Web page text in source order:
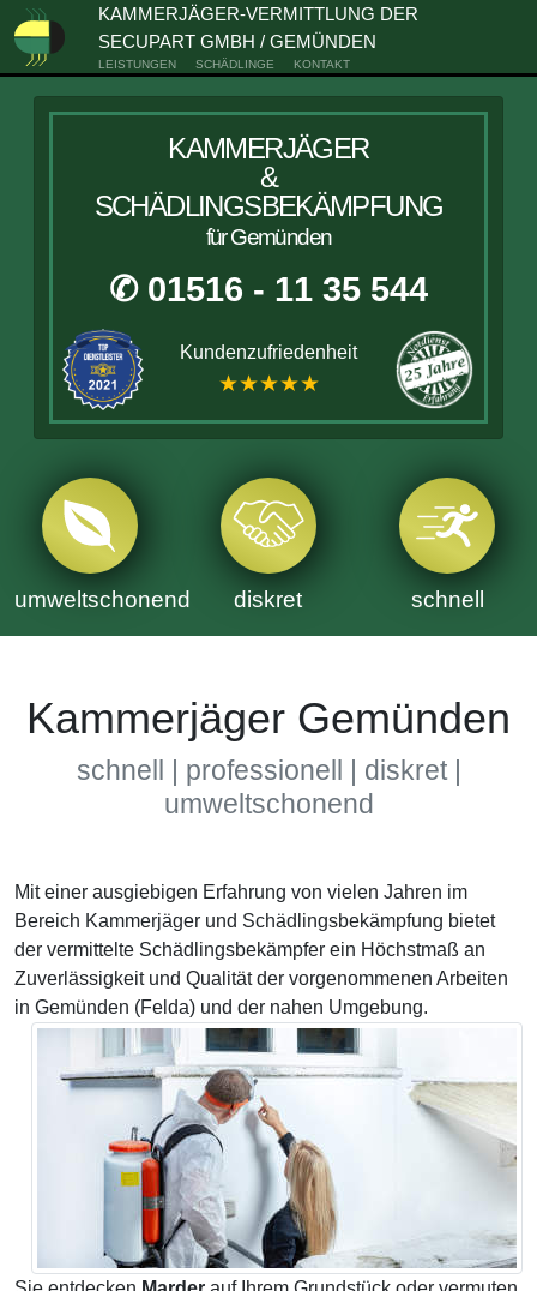
KAMMERJÄGER-VERMITTLUNG DER
SECUPART GMBH / GEMÜNDEN
LEISTUNGEN SCHÄDLINGE KONTAKT
KAMMERJÄGER
&
SCHÄDLINGSBEKÄMPFUNG
für Gemünden
✆ 01516 - 11 35 544
Kundenzufriedenheit
★★★★★
umweltschonend diskret schnell
Kammerjäger Gemünden
schnell | professionell | diskret |
umweltschonend
Mit einer ausgiebigen Erfahrung von vielen Jahren im
Bereich Kammerjäger und Schädlingsbekämpfung bietet
der vermittelte Schädlingsbekämpfer ein Höchstmaß an
Zuverlässigkeit und Qualität der vorgenommenen Arbeiten
in Gemünden (Felda) und der nahen Umgebung.